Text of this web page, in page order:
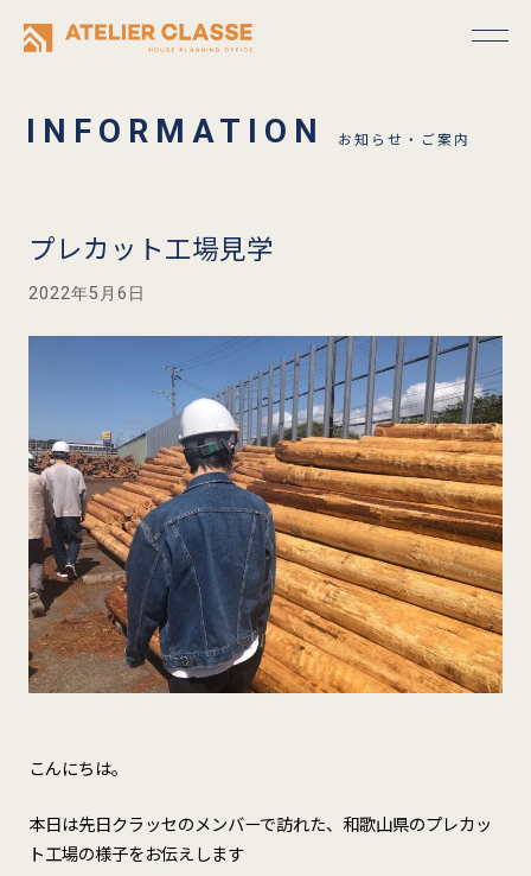
お知らせ・ご案内
プレカット工場見学
2022年5月6日
こんにちは。
本日は先日クラッセのメンバーで訪れた、和歌山県のプレカッ
ト工場の様子をお伝えします